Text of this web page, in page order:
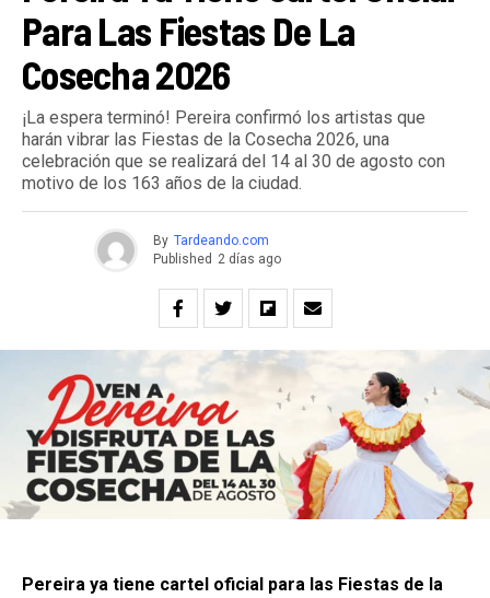
Para Las Fiestas De La
Cosecha 2026
¡La espera terminó! Pereira confirmó los artistas que
harán vibrar las Fiestas de la Cosecha 2026, una
celebración que se realizará del 14 al 30 de agosto con
motivo de los 163 años de la ciudad.
By Tardeando.com
Published 2 días ago
Pereira ya tiene cartel oficial para las Fiestas de la